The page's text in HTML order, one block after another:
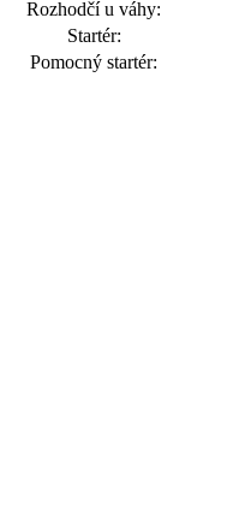
Rozhodčí u váhy:
Startér:
Pomocný startér: